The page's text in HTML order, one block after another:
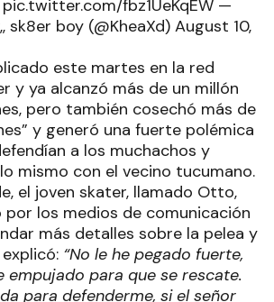
fbz1UeKqEW —
sk8er boy (@KheaXd) August 10,
este martes en la red
y ya alcanzó más de un millón
pero también cosechó más de
y generó una fuerte polémica
a los muchachos y
mismo con el vecino tucumano.
el joven skater, llamado Otto,
los medios de comunicación
más detalles sobre la pelea y
“No le he pegado fuerte,
empujado para que se rescate.
para defenderme, si el señor